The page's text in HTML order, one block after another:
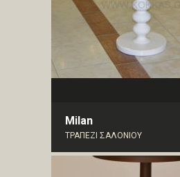
Milan
ΤΡΑΠΕΖΙ ΣΑΛΟΝΙΟΥ